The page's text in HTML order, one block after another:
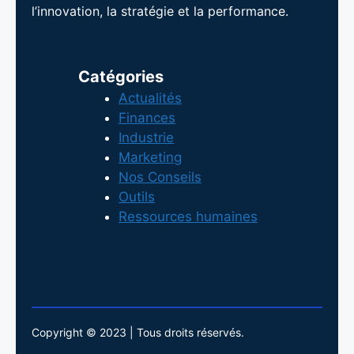
l’innovation, la stratégie et la performance.
Catégories
Actualités
Finances
Industrie
Marketing
Nos Conseils
Outils
Ressources humaines
Copyright © 2023 | Tous droits réservés.